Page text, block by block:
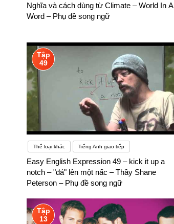
Nghĩa và cách dùng từ Climate – World In A
Word – Phụ đề song ngữ
Tập
49
Thể loại khác Tiếng Anh giao tiếp
Easy English Expression 49 – kick it up a
notch – "đá" lên một nấc – Thầy Shane
Peterson – Phụ đề song ngữ
Tập
13